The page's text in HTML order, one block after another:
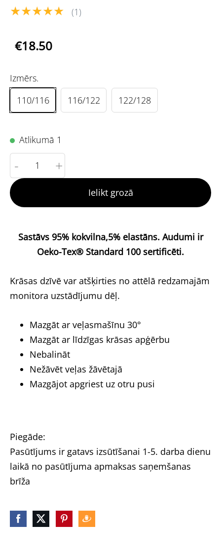
★★★★★ (1)
€18.50
Izmērs.
110/116
116/122 122/128
Atlikumā 1
- +
Ielikt grozā
Sastāvs 95% kokvilna,5% elastāns. Audumi ir
Oeko-Tex® Standard 100 sertificēti.
Krāsas dzīvē var atšķirties no attēlā redzamajām
monitora uzstādījumu dēļ.
Mazgāt ar veļasmašīnu 30°
Mazgāt ar līdzīgas krāsas apģērbu
Nebalināt
Nežāvēt veļas žāvētajā
Mazgājot apgriest uz otru pusi
Piegāde:
Pasūtījums ir gatavs izsūtīšanai 1-5. darba dienu
laikā no pasūtījuma apmaksas saņemšanas
brīža